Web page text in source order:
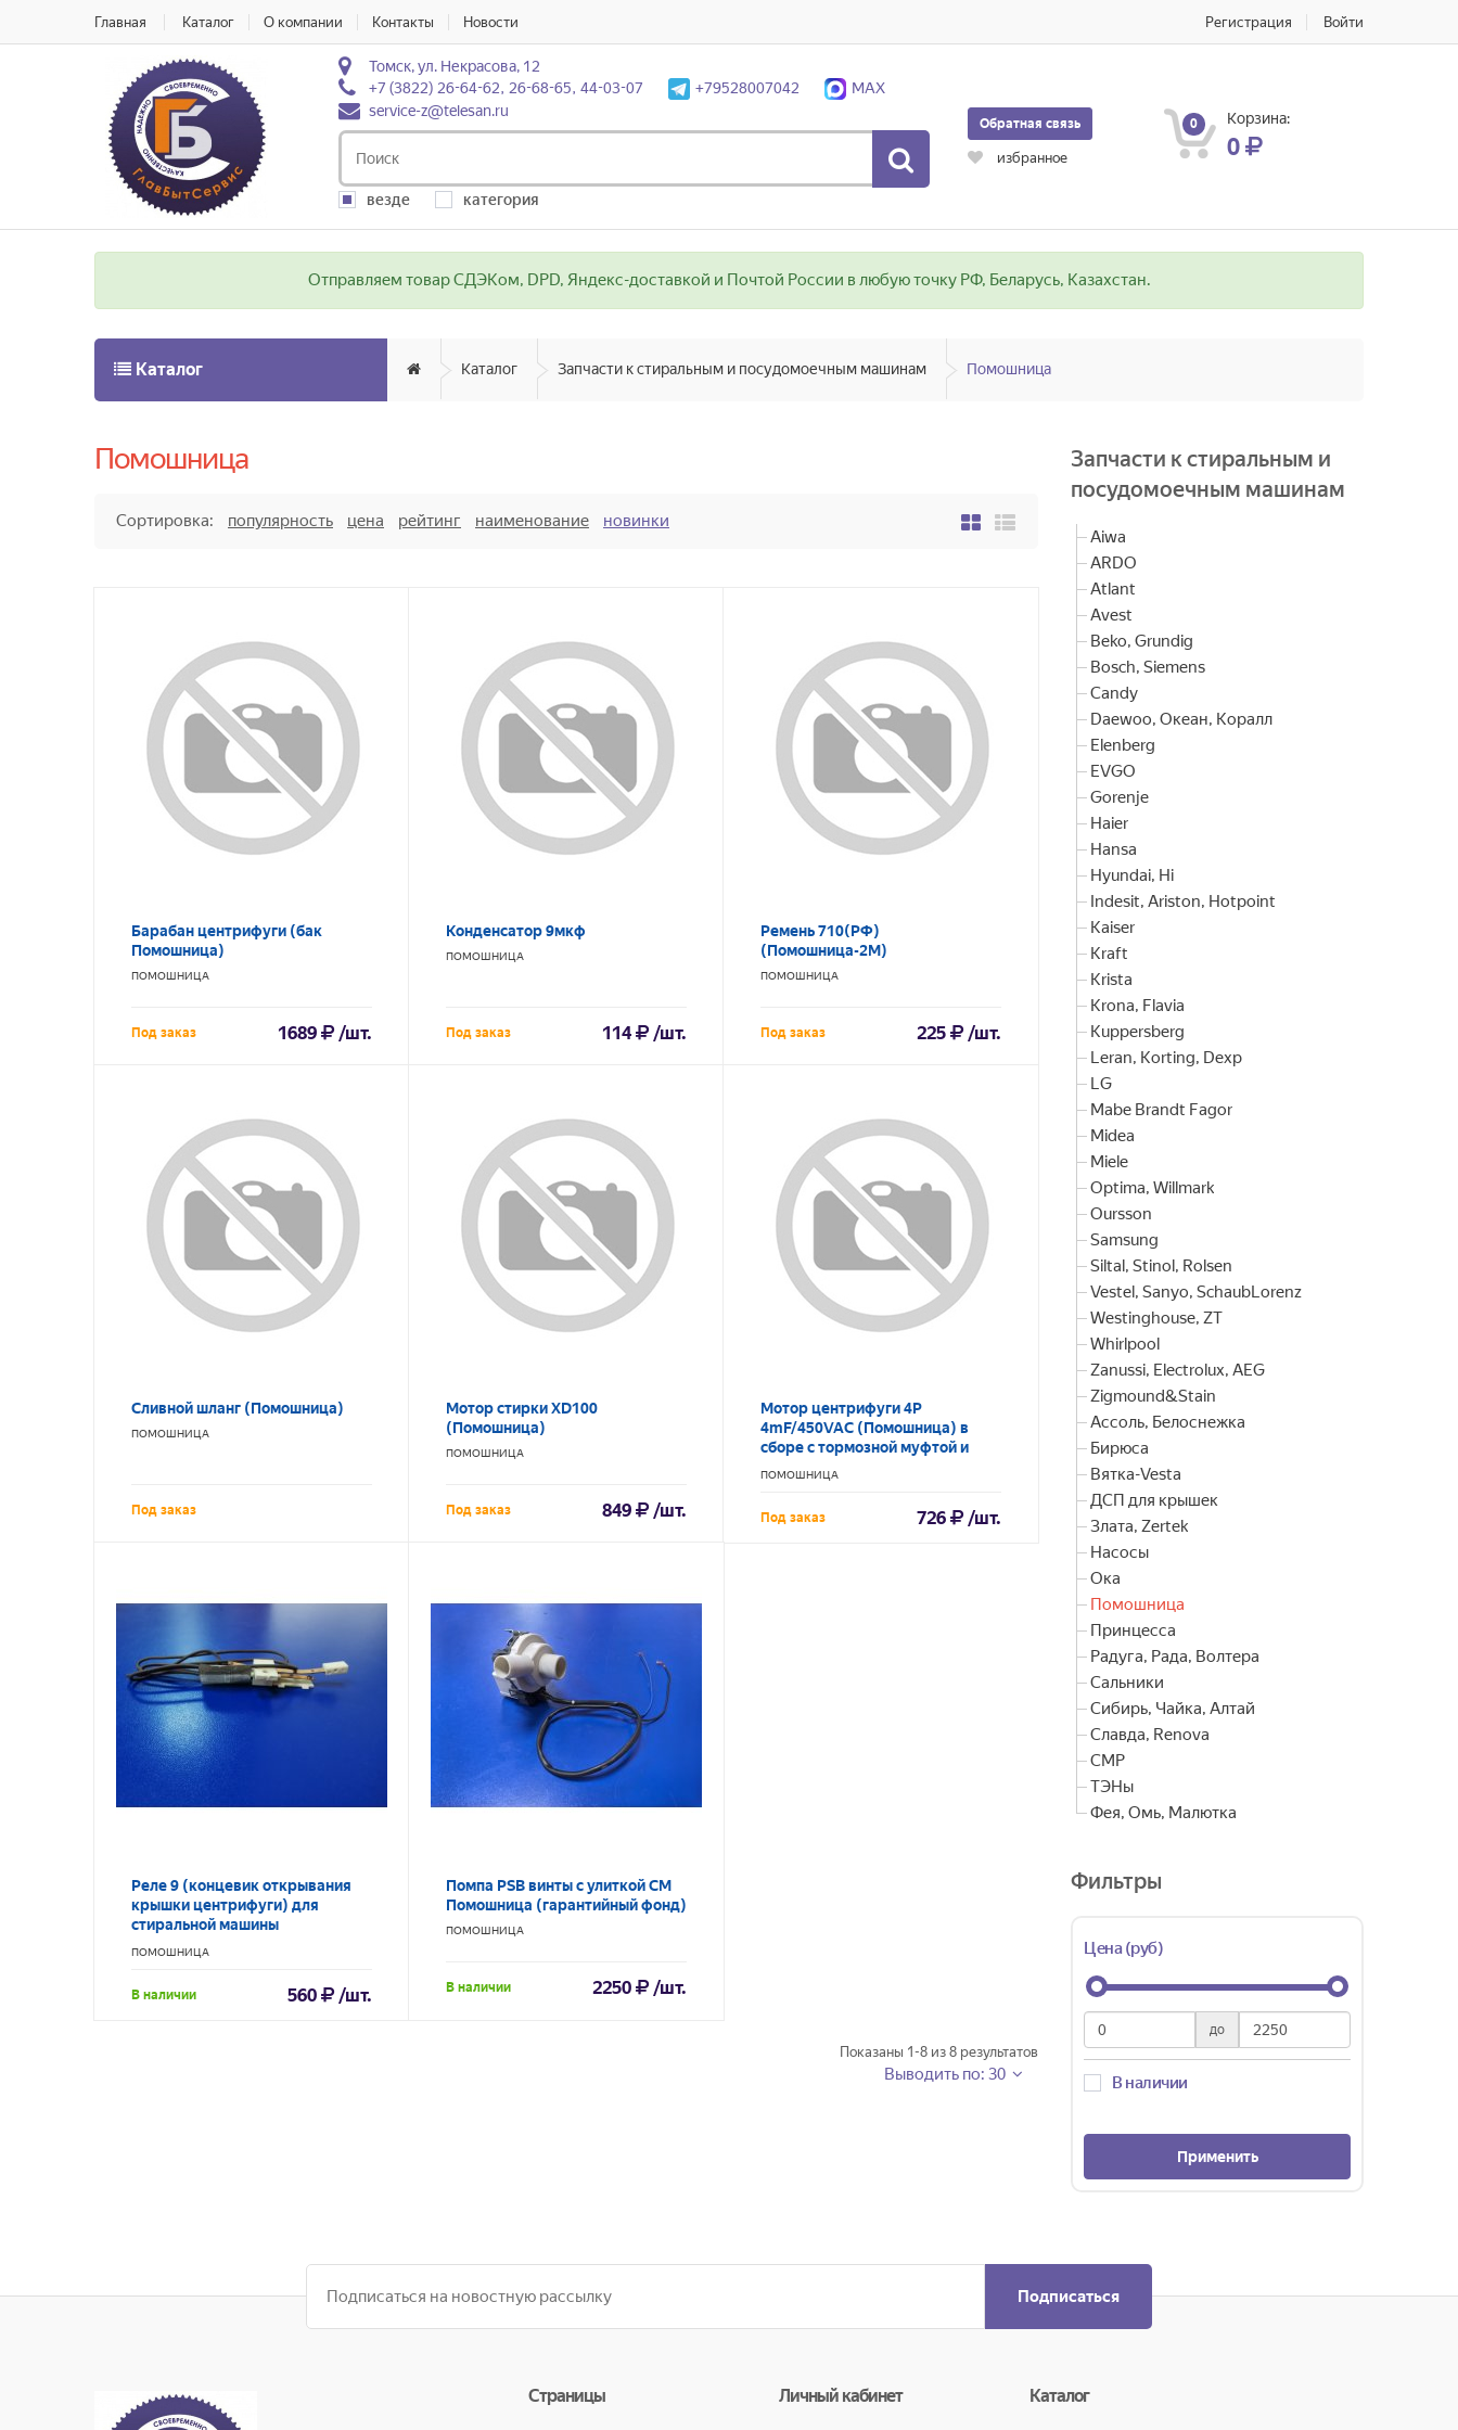
Главная Каталог О компании Контакты Новости Регистрация Войти
Томск, ул. Некрасова, 12
+7 (3822) 26-64-62, 26-68-65, 44-03-07
+79528007042
MAX
service-z@telesan.ru
везде категория
Обратная связь
избранное
0 Корзина:
0
Отправляем товар СДЭКом, DPD, Яндекс-доставкой и Почтой России в любую точку РФ, Беларусь, Казахстан.
Каталог Каталог Запчасти к стиральным и посудомоечным машинам Помошница
Помошница
Сортировка: популярность цена рейтинг наименование новинки
Барабан центрифуги (бак
Помошница)
ПОМОШНИЦА
Под заказ 1689 /шт.
Конденсатор 9мкф
ПОМОШНИЦА
Под заказ 114 /шт.
Ремень 710(РФ)
(Помошница-2М)
ПОМОШНИЦА
Под заказ 225 /шт.
Сливной шланг (Помошница)
ПОМОШНИЦА
Под заказ
Мотор стирки XD100
(Помошница)
ПОМОШНИЦА
Под заказ 849 /шт.
Мотор центрифуги 4P
4mF/450VAC (Помошница) в
сборе с тормозной муфтой и
редуктором
ПОМОШНИЦА
Под заказ 726 /шт.
Реле 9 (концевик открывания
крышки центрифуги) для
стиральной машины
Помошница-2М
ПОМОШНИЦА
В наличии 560 /шт.
Помпа PSB винты с улиткой СМ
Помошница (гарантийный фонд)
ПОМОШНИЦА
В наличии 2250 /шт.
Показаны 1-8 из 8 результатов
Выводить по: 30
Запчасти к стиральным и
посудомоечным машинам
Aiwa
ARDO
Atlant
Avest
Beko, Grundig
Bosch, Siemens
Candy
Daewoo, Океан, Коралл
Elenberg
EVGO
Gorenje
Haier
Hansa
Hyundai, Hi
Indesit, Ariston, Hotpoint
Kaiser
Kraft
Krista
Krona, Flavia
Kuppersberg
Leran, Korting, Dexp
LG
Mabe Brandt Fagor
Midea
Miele
Optima, Willmark
Oursson
Samsung
Siltal, Stinol, Rolsen
Vestel, Sanyo, SchaubLorenz
Westinghouse, ZT
Whirlpool
Zanussi, Electrolux, AEG
Zigmound&Stain
Ассоль, Белоснежка
Бирюса
Вятка-Vesta
ДСП для крышек
Злата, Zertek
Насосы
Ока
Помошница
Принцесса
Радуга, Рада, Волтера
Сальники
Сибирь, Чайка, Алтай
Славда, Renova
СМР
ТЭНы
Фея, Омь, Малютка
Фильтры
Цена (руб)
до
В наличии
Применить
Подписаться
Страницы Личный кабинет Каталог